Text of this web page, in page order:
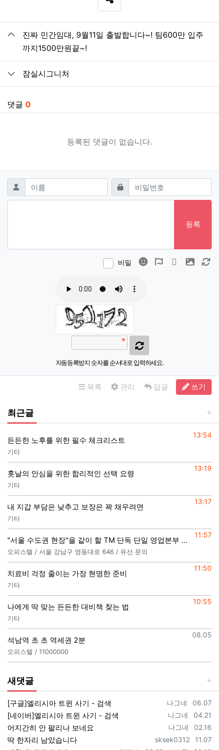
SNS 공유
관련자료
진짜 민간임대, 9월11일 출발합니다~! 팀600만 입주
까지1500만원끝~!
잠실시그니처
댓글 0
등록된 댓글이 없습니다.
댓글쓰기
이름 필수 비밀번호필수
등록
비밀 이모티콘폰트어썸
동영상 이미지
자동등록방지 숫자를 순서대로 입력하세요.
목록 관리 답글 쓰기
최근글
등록일
13:54
든든한 노후를 위한 필수 체크리스트
기타
등록일
13:19
훗날의 안심을 위한 합리적인 선택 요령
기타
등록일
13:17
내 지갑 부담은 낮추고 보장은 꽉 채우려면
기타
등록일
11:57
"서울 수도권 현장"을 같이 할 TM 단독 단일 영업본부 팀 선착순 모집
오피스텔 / 서울 강남구 영동대로 646 / 유선 문의
등록일
11:50
치료비 걱정 줄이는 가장 현명한 준비
기타
등록일
10:55
나에게 딱 맞는 든든한 대비책 찾는 법
기타
등록일
08.05
석남역 초 초 역세권 2분
오피스텔 / 11000000
새댓글
등록자
나그네 등록일
06.07
[구글]엘리시아 트윈 사기 - 검색
등록자
나그네 등록일
04.21
[네이버]엘리시아 트윈 사기 - 검색
등록자
나그네 등록일
02.16
어지간히 안 팔리나 보네요
등록자
sksek0312 등록일
11.07
딱 한자리 남았습니다